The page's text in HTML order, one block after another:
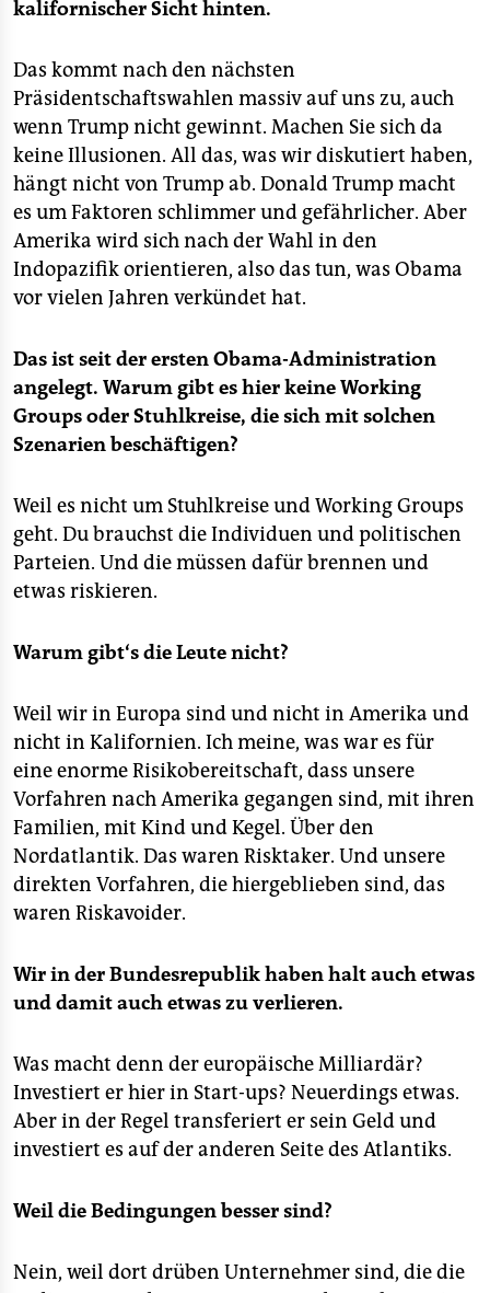
kalifornischer Sicht hinten.
Das kommt nach den nächsten
Präsidentschaftswahlen massiv auf uns zu, auch
wenn Trump nicht gewinnt. Machen Sie sich da
keine Illusionen. All das, was wir diskutiert haben,
hängt nicht von Trump ab. Donald Trump macht
es um Faktoren schlimmer und gefährlicher. Aber
Amerika wird sich nach der Wahl in den
Indopazifik orientieren, also das tun, was Obama
vor vielen Jahren verkündet hat.
Das ist seit der ersten Obama-Administration
angelegt. Warum gibt es hier keine Working
Groups oder Stuhlkreise, die sich mit solchen
Szenarien beschäftigen?
Weil es nicht um Stuhlkreise und Working Groups
geht. Du brauchst die Individuen und politischen
Parteien. Und die müssen dafür brennen und
etwas riskieren.
Warum gibt‘s die Leute nicht?
Weil wir in Europa sind und nicht in Amerika und
nicht in Kalifornien. Ich meine, was war es für
eine enorme Risikobereitschaft, dass unsere
Vorfahren nach Amerika gegangen sind, mit ihren
Familien, mit Kind und Kegel. Über den
Nordatlantik. Das waren Risktaker. Und unsere
direkten Vorfahren, die hiergeblieben sind, das
waren Riskavoider.
Wir in der Bundesrepublik haben halt auch etwas
und damit auch etwas zu verlieren.
Was macht denn der europäische Milliardär?
Investiert er hier in Start-ups? Neuerdings etwas.
Aber in der Regel transferiert er sein Geld und
investiert es auf der anderen Seite des Atlantiks.
Weil die Bedingungen besser sind?
Nein, weil dort drüben Unternehmer sind, die die